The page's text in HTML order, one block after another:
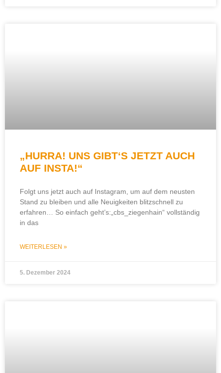
„HURRA! UNS GIBT‘S JETZT AUCH
AUF INSTA!“
Folgt uns jetzt auch auf Instagram, um auf dem neusten
Stand zu bleiben und alle Neuigkeiten blitzschnell zu
erfahren… So einfach geht’s:„cbs_ziegenhain“ vollständig
in das
WEITERLESEN »
5. Dezember 2024